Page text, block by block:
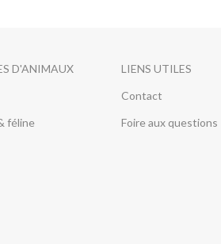
D'ANIMAUX
féline
LIENS UTILES
Contact
Foire aux questions